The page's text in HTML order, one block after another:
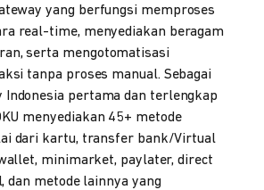
yang berfungsi memproses
real-time, menyediakan beragam
serta mengotomatisasi
tanpa proses manual. Sebagai
Indonesia pertama dan terlengkap
menyediakan 45+ metode
dari kartu, transfer bank/Virtual
minimarket, paylater, direct
dan metode lainnya yang